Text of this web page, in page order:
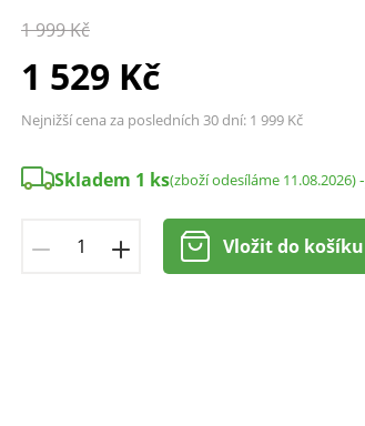
1 999 Kč
1 529 Kč
Nejnižší cena za posledních 30 dní: 1 999 Kč
Skladem 1 ks(zboží odesíláme 11.08.2026)-
Vložit do košíku